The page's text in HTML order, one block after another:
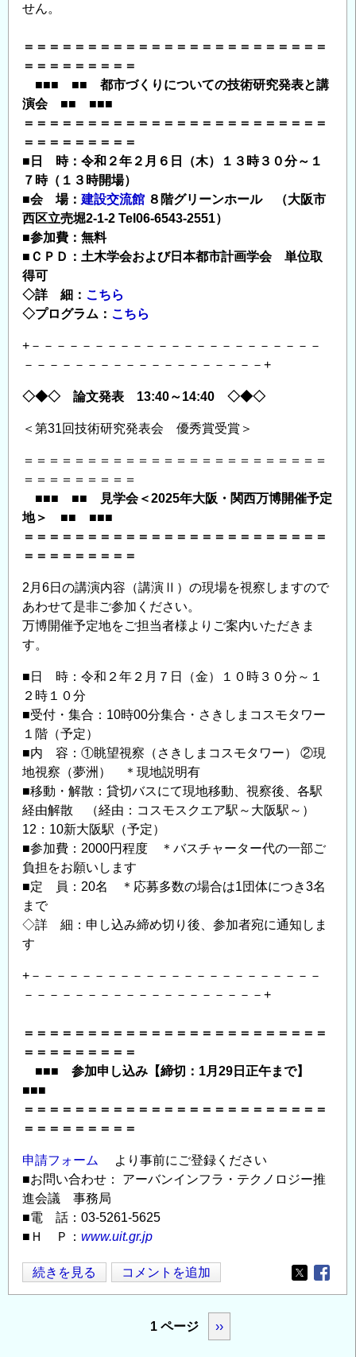
せん。
＝＝＝＝＝＝＝＝＝＝＝＝＝＝＝＝＝＝＝＝＝＝＝＝
＝＝＝＝＝＝＝＝＝
■■■ ■■ 都市づくりについての技術研究発表と講
演会 ■■ ■■■
＝＝＝＝＝＝＝＝＝＝＝＝＝＝＝＝＝＝＝＝＝＝＝＝
＝＝＝＝＝＝＝＝＝
■日 時：令和２年２月６日（木）１３時３０分～１
７時（１３時開場）
■会 場： 建設交流館 ８階グリーンホール （大阪市
西区立売堀2-1-2 Tel06-6543-2551）
■参加費：無料
■ＣＰＤ：土木学会および日本都市計画学会 単位取
得可
◇詳 細： こちら
◇プログラム： こちら
+－－－－－－－－－－－－－－－－－－－－－－－
－－－－－－－－－－－－－－－－－－－+
◇◆◇ 論文発表 13:40～14:40 ◇◆◇
＜第31回技術研究発表会 優秀賞受賞＞
＝＝＝＝＝＝＝＝＝＝＝＝＝＝＝＝＝＝＝＝＝＝＝＝
＝＝＝＝＝＝＝＝＝
■■■ ■■ 見学会＜2025年大阪・関西万博開催予定
地＞ ■■ ■■■
＝＝＝＝＝＝＝＝＝＝＝＝＝＝＝＝＝＝＝＝＝＝＝＝
＝＝＝＝＝＝＝＝＝
2月6日の講演内容（講演Ⅱ）の現場を視察しますので
あわせて是非ご参加ください。
万博開催予定地をご担当者様よりご案内いただきま
す。
■日 時：令和２年２月７日（金）１０時３０分～１
２時１０分
■受付・集合：10時00分集合・さきしまコスモタワー
１階（予定）
■内 容：①眺望視察（さきしまコスモタワー） ②現
地視察（夢洲） ＊現地説明有
■移動・解散：貸切バスにて現地移動、視察後、各駅
経由解散 （経由：コスモスクエア駅～大阪駅～）
12：10新大阪駅（予定）
■参加費：2000円程度 ＊バスチャーター代の一部ご
負担をお願いします
■定 員：20名 ＊応募多数の場合は1団体につき3名
まで
◇詳 細：申し込み締め切り後、参加者宛に通知しま
す
+－－－－－－－－－－－－－－－－－－－－－－－
－－－－－－－－－－－－－－－－－－－+
＝＝＝＝＝＝＝＝＝＝＝＝＝＝＝＝＝＝＝＝＝＝＝＝
＝＝＝＝＝＝＝＝＝
■■■ 参加申し込み【締切：1月29日正午まで】
■■■
＝＝＝＝＝＝＝＝＝＝＝＝＝＝＝＝＝＝＝＝＝＝＝＝
＝＝＝＝＝＝＝＝＝
申請フォーム
より事前にご登録ください
■お問い合わせ： アーバンインフラ・テクノロジー推
進会議 事務局
■電 話：03-5261-5625
■Ｈ Ｐ： www.uit.gr.jp
「【2
月
続きを見る コメントを追加
Opens in
1 ページ 次
››